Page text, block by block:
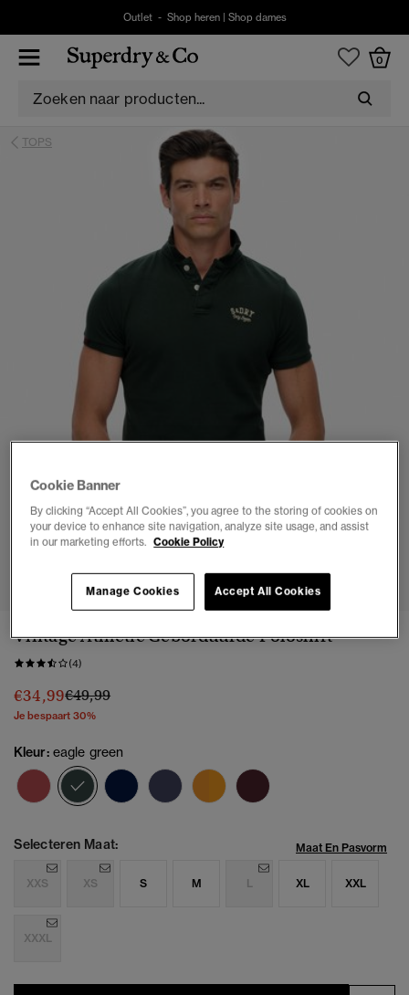
Outlet - Shop heren| Shop dames
0
TOPS
Vintage Athletic Geborduurde Poloshirt
(4)
€34,99Prijs verlaagd van
€49,99naar
Je bespaart 30%
Kleur: eagle green
geselecteerd
Selecteren Maat: Maat En Pasvorm
XXS XS S M L XL XXL
XXXL
Cookie Banner
By clicking “Accept All Cookies”, you agree to the storing of cookies on
your device to enhance site navigation, analyze site usage, and assist
in our marketing efforts. Cookie Policy
Accept All Cookies
Manage Cookies